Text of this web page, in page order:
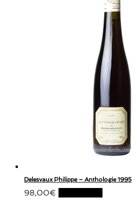
Delesvaux Philippe – Anthologie 1995
98,00€